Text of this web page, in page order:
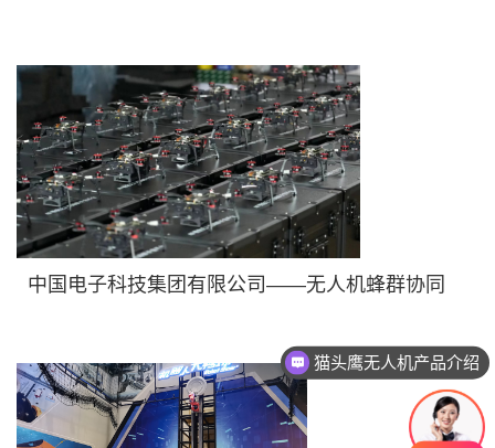
中国电子科技集团有限公司——无人机蜂群协同
猫头鹰无人机产品介绍